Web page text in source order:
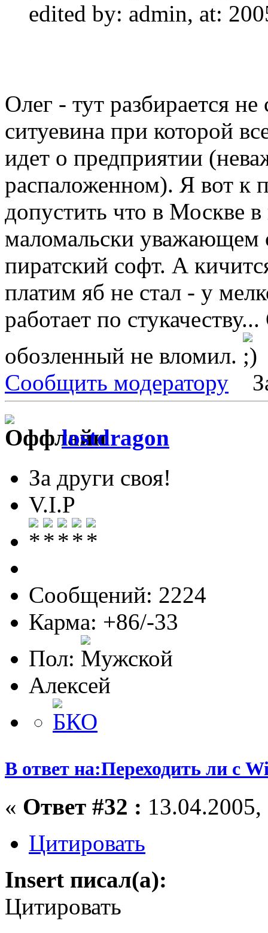
edited by: admin, at:
Олег - тут разбирается
ситуевина при которой
идет о предприятии
распаложенном). Я вот к
допустить что в Москве
маломальски уважающем
пиратский софт. А
платим яб не стал - у
работает по
обозленный не вломил.
Сообщить модератору
lostdragon
За други своя!
V.I.P
Сообщений: 2224
Карма: +86/-33
Пол:
Алексей
В ответ на:Переходить ли с
« Ответ #32 :
Цитировать
Insert писал(а):
Цитировать